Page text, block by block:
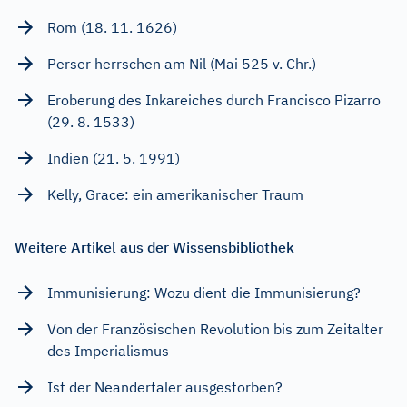
Rom (18. 11. 1626)
Perser herrschen am Nil (Mai 525 v. Chr.)
Eroberung des Inkareiches durch Francisco Pizarro
(29. 8. 1533)
Indien (21. 5. 1991)
Kelly, Grace: ein amerikanischer Traum
Weitere Artikel aus der Wissensbibliothek
Immunisierung: Wozu dient die Immunisierung?
Von der Französischen Revolution bis zum Zeitalter
des Imperialismus
Ist der Neandertaler ausgestorben?